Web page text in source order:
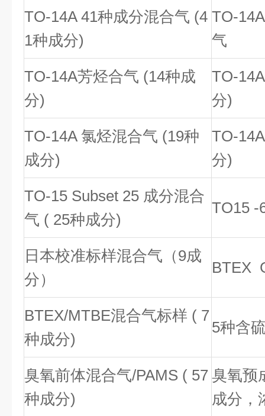
TO-14A 41种成分混合气 (4
1种成分)
TO-
气
TO-14A芳烃合气 (14种成
分)
TO-
分)
TO-14A 氯烃混合气 (19种
成分)
TO-
分)
TO-15 Subset 25 成分混合
气 ( 25种成分)
TO15 -
日本校准标样混合气（9成
分）
BTEX
BTEX/MTBE混合气标样 ( 7
种成分)
5种含
臭氧前体混合气/PAMS ( 57
种成分)
臭氧预
成分，